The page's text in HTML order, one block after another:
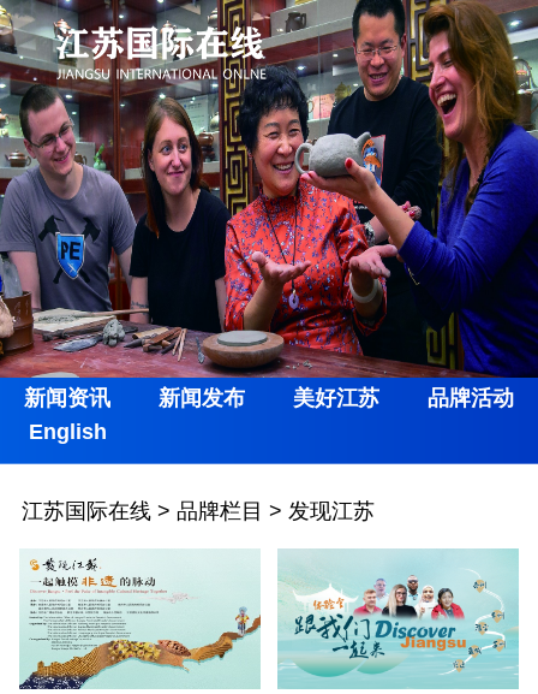
新闻资讯 新闻发布 美好江苏
品牌活动
English
江苏国际在线> 品牌栏目 > 发现江苏